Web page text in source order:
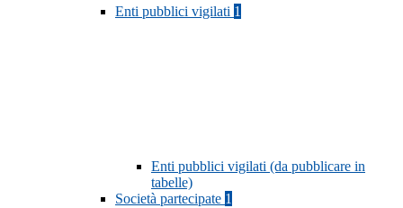
Enti pubblici vigilati 1
Enti pubblici vigilati (da pubblicare in
tabelle)
Società partecipate 1